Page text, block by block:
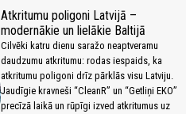
Atkritumu poligoni Latvijā –
modernākie un lielākie Baltijā
Cilvēki katru dienu saražo neaptveramu
daudzumu atkritumu: rodas iespaids, ka
atkritumu poligoni drīz pārklās visu Latviju.
Jaudīgie kravneši “CleanR” un “Getliņi EKO”
precīzā laikā un rūpīgi izved atkritumus uz